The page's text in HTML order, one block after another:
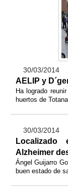
30/03/2014
AELIP y
Ha logrado
huertos de Totana
30/03/2014
Alzheimer
Ángel Guijarro
buen estado de